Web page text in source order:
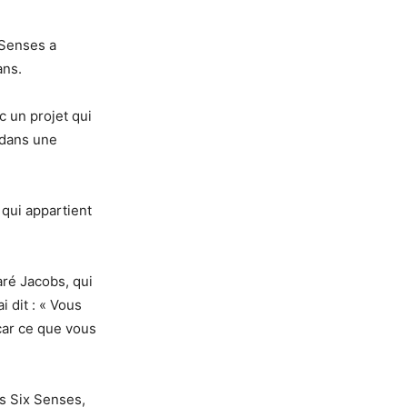
a
un projet qui
une
appartient
Jacobs, qui
dit : « Vous
ce que vous
Six Senses,